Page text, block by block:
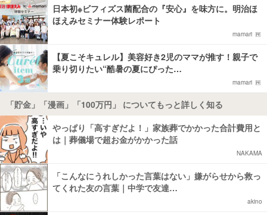
日本初※ビフィズス菌配合の『安心』を味方に。明治ほ
ほえみセミナー体験レポート
mamari
【夏こそキュレル】美容好き2児のママが推す！親子で
乗り切りたい“酷暑の夏にぴった…
mamari
「貯金」「漫画」「100万円」 についてもっと詳しく知る
やっぱり「高すぎだよ！」家族葬でかかった合計費用と
は｜葬儀場で超お金がかかった話
NAKAMA
「こんなにうれしかった言葉はない」嫌がらせから救っ
てくれた友の言葉｜中学で友達…
akino